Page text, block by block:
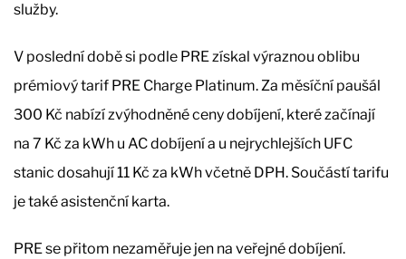
služby.
V poslední době si podle PRE získal výraznou oblibu
prémiový tarif PRE Charge Platinum. Za měsíční paušál
300 Kč nabízí zvýhodněné ceny dobíjení, které začínají
na 7 Kč za kWh u AC dobíjení a u nejrychlejších UFC
stanic dosahují 11 Kč za kWh včetně DPH. Součástí tarifu
je také asistenční karta.
PRE se přitom nezaměřuje jen na veřejné dobíjení.